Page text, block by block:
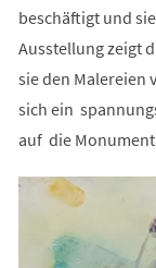
beschäftigt und
Ausstellung zeigt
sie den Malereien
sich ein
auf die